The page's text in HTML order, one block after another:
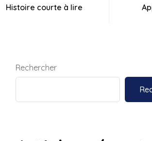
Histoire courte à lire
Rechercher